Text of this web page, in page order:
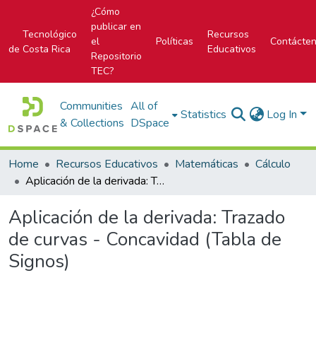
Tecnológico
de Costa Rica
¿Cómo
publicar en
el
Repositorio
TEC?
Políticas
Recursos
Educativos
Communities
& Collections
All of
DSpace
Statistics Log In
Home Recursos Educativos Matemáticas
Cálculo
Aplicación de la derivada: Trazado de curvas - Concavidad (Tabla de Signos)
Aplicación de la derivada: Trazado
de curvas - Concavidad (Tabla de
Signos)